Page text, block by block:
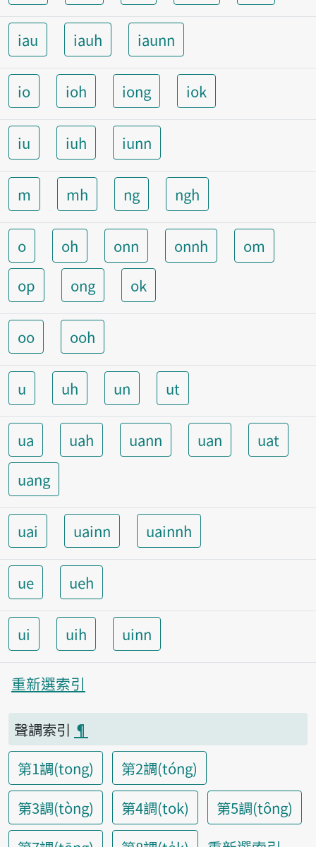
iau iauh iaunn
io ioh iong iok
iu iuh iunn
m mh ng ngh
o oh onn onnh
om
op
ong ok
oo ooh
u uh un ut
ua uah uann uan
uat
uang
uai uainn uainnh
ue ueh
ui uih uinn
重新選索引
聲調索引 ¶
第1調(tong)
第2調(tóng)
第3調(tòng)
第4調(tok)
第5調(tông)